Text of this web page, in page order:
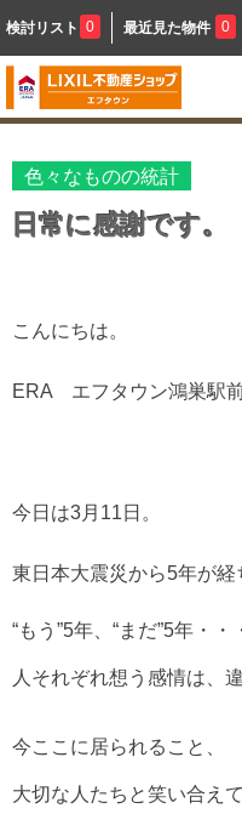
検討リスト 0 最近見た物件 0
色々なものの統計
日常に感謝です。
こんにちは。
ERA エフタウン鴻巣駅
今日は3月11日。
東日本大震災から5年が経
“もう”5年、“まだ”5年・・
人それぞれ想う感情は、
今ここに居られること、
大切な人たちと笑い合え